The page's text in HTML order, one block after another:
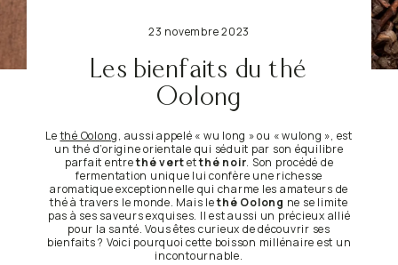
23 novembre 2023
Les bienfaits du thé
Oolong
Lethé Oolong, aussi appelé « wu long » ou « wulong », est
un thé d’origine orientale qui séduit par son équilibre
parfait entrethé vertetthé noir. Son procédé de
fermentation unique lui confère une richesse
aromatique exceptionnelle qui charme les amateurs de
thé à travers le monde. Mais lethé Oolong ne se limite
pas à ses saveurs exquises. Il est aussi un précieux allié
pour la santé. Vous êtes curieux de découvrir ses
bienfaits ? Voici pourquoi cette boisson millénaire est un
incontournable.